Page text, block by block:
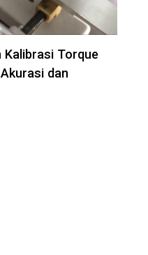
Kalibrasi Torque
dan